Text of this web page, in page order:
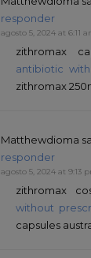
responder
agosto 5, 2024 at 6:11
zithromax
antibiotic
zithromax
Matthewdioma
responder
agosto 5, 2024 at 9:13
zithromax
without
capsules